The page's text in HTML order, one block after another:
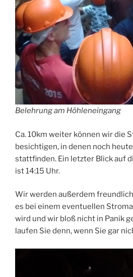
Belehrung am Höhleneingang
Ca. 10km weiter können wir die
besichtigen, in denen noch
stattfinden. Ein letzter Blick auf
ist 14:15 Uhr.
Wir werden außerdem
es bei einem eventuellen
wird und wir bloß nicht in Panik
laufen Sie denn, wenn Sie gar